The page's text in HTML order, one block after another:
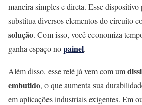
maneira simples e direta. Esse
substitua diversos elementos do circuito
solução. Com isso, você economiza
ganha espaço nopainel.
Além disso, esse relé já vem com um
embutido, o que aumenta sua
em aplicações industriais exigentes. Em